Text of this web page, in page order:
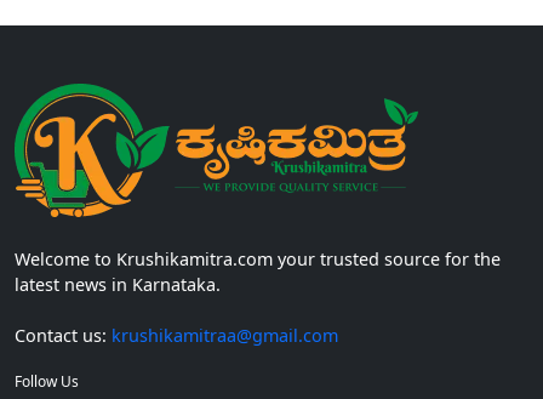
Welcome to Krushikamitra.com your trusted source for the
latest news in Karnataka.
Contact us: krushikamitraa@gmail.com
Follow Us